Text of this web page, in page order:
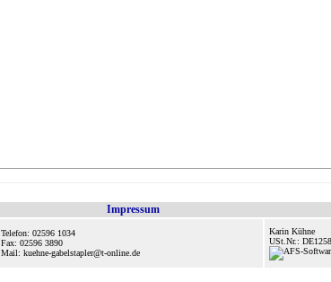
Impressum
Telefon: 02596 1034
Fax: 02596 3890
Mail: kuehne-gabelstapler@t-online.de
Karin Kühne
USt.Nr.: